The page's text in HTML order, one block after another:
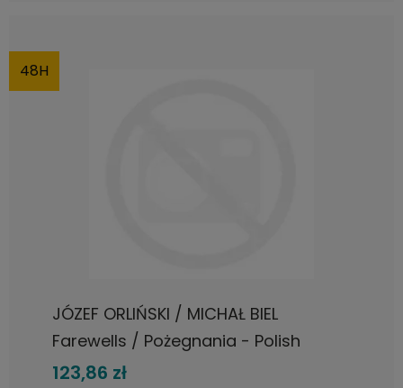
JÓZEF ORLIŃSKI / MICHAŁ BIEL
Farewells / Pożegnania - Polish
Songs LP
123,86 zł
48H